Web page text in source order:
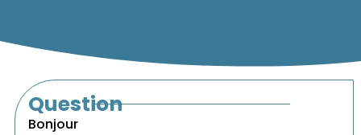
Question
Bonjour